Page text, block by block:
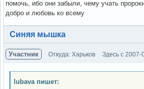
помочь, ибо они забыли, чему учать
добро и любовь ко всему
Вне форума
Синяя мышка
Участник Откуда: Харьков Здесь с 2007-
lubava пишет: